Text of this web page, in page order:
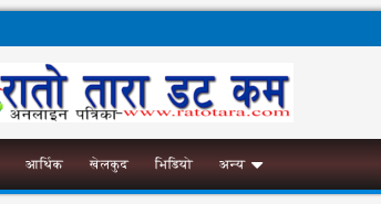
आर्थिक खेलकुद भिडियो अन्य